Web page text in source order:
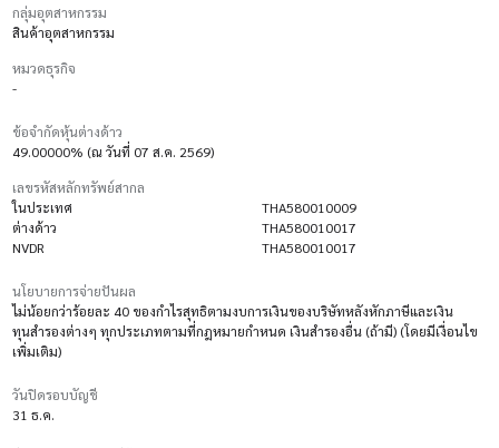
กลุ่มอุตสาหกรรม
สินค้าอุตสาหกรรม
หมวดธุรกิจ
-
ข้อจำกัดหุ้นต่างด้าว
49.00000% (ณ วันที่ 07 ส.ค. 2569)
เลขรหัสหลักทรัพย์สากล
ในประเทศ
THA580010009
ต่างด้าว
THA580010017
NVDR
THA580010017
นโยบายการจ่ายปันผล
ไม่น้อยกว่าร้อยละ 40 ของกำไรสุทธิตามงบการเงินของบริษัทหลังหักภาษีและเงิน
ทุนสำรองต่างๆ ทุกประเภทตามที่กฎหมายกำหนด เงินสำรองอื่น (ถ้ามี) (โดยมีเงื่อนไข
เพิ่มเติม)
วันปิดรอบบัญชี
31 ธ.ค.